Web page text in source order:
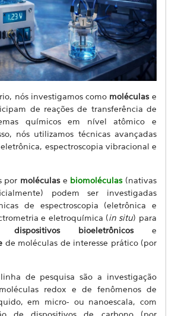
nós investigamos como moléculase
de reações de transferência de
químicos em nível atômico e
nós utilizamos técnicas avançadas
eletrônica, espectroscopia vibracional e
por moléculase biomoléculas (nativas
podem ser investigadas
de espectroscopia (eletrônica e
e eletroquímica (in situ) para
dispositivos bioeletrônicose
de moléculas de interesse prático (por
de pesquisa são a investigação
redox e de fenômenos de
em micro- ou nanoescala, com